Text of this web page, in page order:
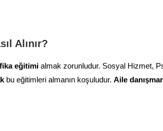
Alınır?
eğitimi almak zorunludur. Sosyal Hizmet,
bu eğitimleri almanın koşuludur. Aile